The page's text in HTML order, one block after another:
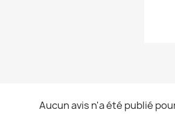
Aucun avis n'a été publié